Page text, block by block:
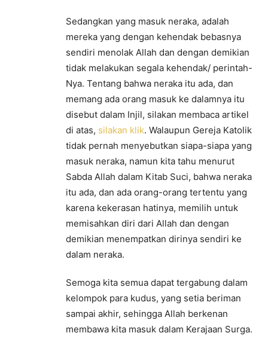
Sedangkan yang masuk neraka, adalah
mereka yang dengan kehendak bebasnya
sendiri menolak Allah dan dengan demikian
tidak melakukan segala kehendak/ perintah-
Nya. Tentang bahwa neraka itu ada, dan
memang ada orang masuk ke dalamnya itu
disebut dalam Injil, silakan membaca artikel
di atas, silakan klik. Walaupun Gereja Katolik
tidak pernah menyebutkan siapa-siapa yang
masuk neraka, namun kita tahu menurut
Sabda Allah dalam Kitab Suci, bahwa neraka
itu ada, dan ada orang-orang tertentu yang
karena kekerasan hatinya, memilih untuk
memisahkan diri dari Allah dan dengan
demikian menempatkan dirinya sendiri ke
dalam neraka.
Semoga kita semua dapat tergabung dalam
kelompok para kudus, yang setia beriman
sampai akhir, sehingga Allah berkenan
membawa kita masuk dalam Kerajaan Surga.